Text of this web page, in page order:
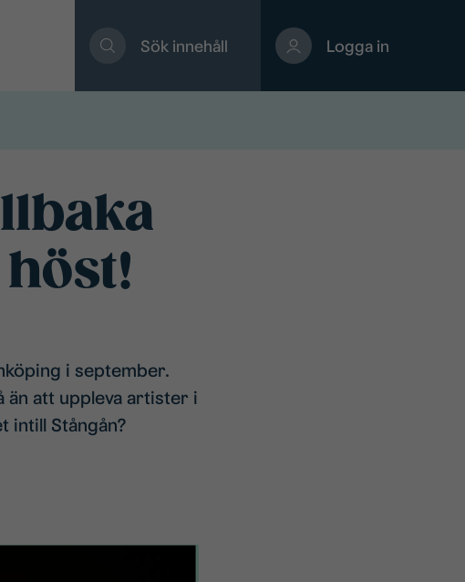
Sök innehåll Logga in
i september.
än att uppleva artister i
intill Stångån?